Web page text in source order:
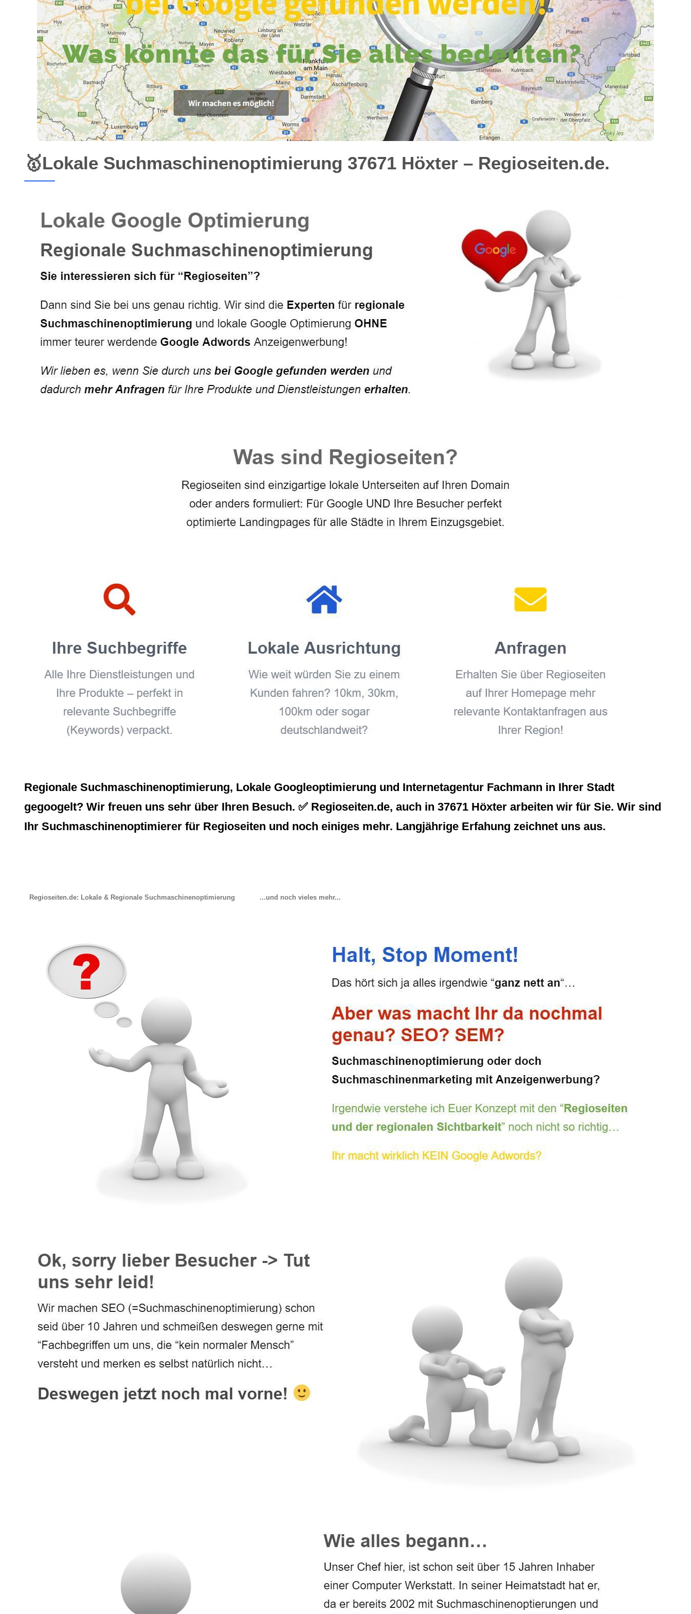
🥇Lokale Suchmaschinenoptimierung 37671 Höxter – Regioseiten.de.
Regionale Suchmaschinenoptimierung, Lokale Googleoptimierung und Internetagentur Fachmann in Ihrer Stadt
gegoogelt? Wir freuen uns sehr über Ihren Besuch. ✅ Regioseiten.de, auch in 37671 Höxter arbeiten wir für Sie. Wir sind
Ihr Suchmaschinenoptimierer für Regioseiten und noch einiges mehr. Langjährige Erfahung zeichnet uns aus.
Regioseiten.de: Lokale & Regionale Suchmaschinenoptimierung ...und noch vieles mehr...